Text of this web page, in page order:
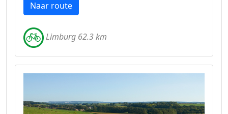
Naar route
Limburg 62.3 km